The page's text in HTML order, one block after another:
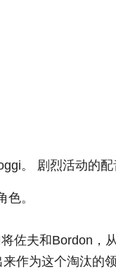
。 剧烈活动的配
。
佐夫和Bordon，
作为这个淘汰的